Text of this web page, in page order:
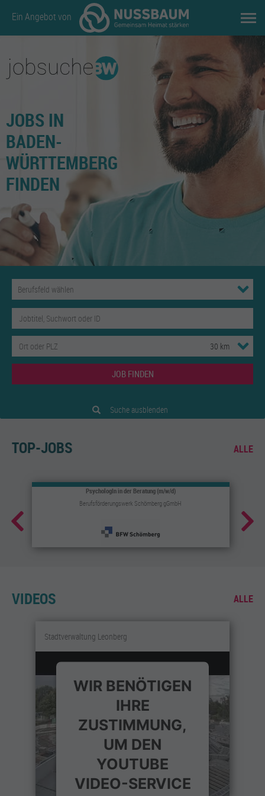
Ein Angebot von
JOBS IN
BADEN-
WÜRTTEMBERG
FINDEN
JOB FINDEN
Suche ausblenden
TOP-JOBS
PsychologIn in der Beratung (m/w/d)
Berufsförderungswerk Schömberg gGmbH
ALLE
VIDEOS
Stadtverwaltung Leonberg
WIR BENÖTIGEN
IHRE
ZUSTIMMUNG,
UM DEN
YOUTUBE
VIDEO-SERVICE
ALLE